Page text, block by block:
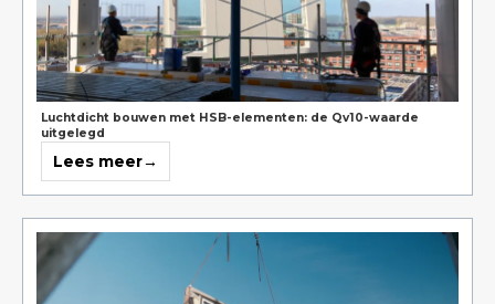
Luchtdicht bouwen met HSB-elementen: de Qv10-waarde
uitgelegd
Lees meer→
over
Luchtdicht
met
HSB-
elementen:
de
Qv10-